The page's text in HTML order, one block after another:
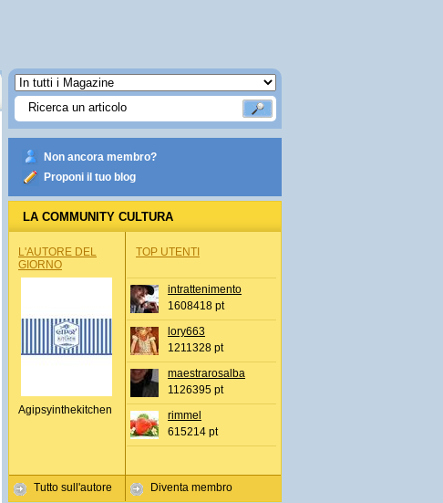
Non ancora membro?
Proponi il tuo blog
LA COMMUNITY CULTURA
L'AUTORE DEL
GIORNO
Agipsyinthekitchen
Tutto sull'autore
TOP UTENTI
intrattenimento
1608418 pt
lory663
1211328 pt
maestrarosalba
1126395 pt
rimmel
615214 pt
Diventa membro